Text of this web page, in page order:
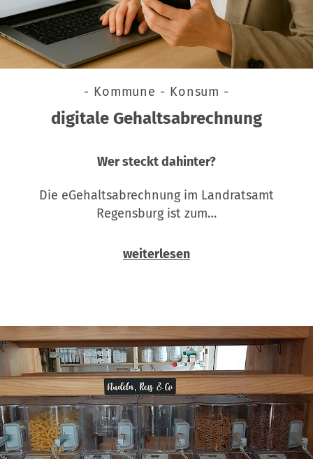
- Kommune - Konsum -
digitale Gehaltsabrechnung
Wer steckt dahinter?
Die eGehaltsabrechnung im Landratsamt
Regensburg ist zum…
weiterlesen